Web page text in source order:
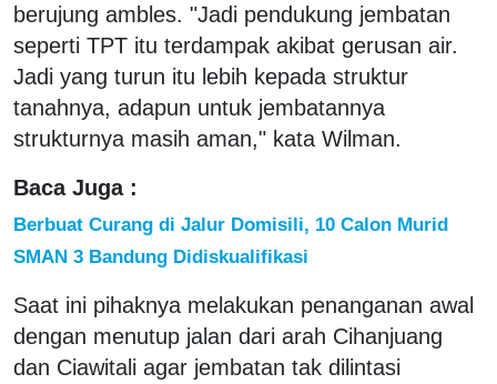
berujung ambles. "Jadi pendukung jembatan
seperti TPT itu terdampak akibat gerusan air.
Jadi yang turun itu lebih kepada struktur
tanahnya, adapun untuk jembatannya
strukturnya masih aman," kata Wilman.
Baca Juga :
Berbuat Curang di Jalur Domisili, 10 Calon Murid
SMAN 3 Bandung Didiskualifikasi
Saat ini pihaknya melakukan penanganan awal
dengan menutup jalan dari arah Cihanjuang
dan Ciawitali agar jembatan tak dilintasi